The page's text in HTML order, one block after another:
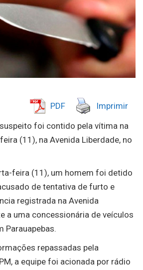
PDF Imprimir
foi contido pela vítima na
(11), na Avenida Liberdade, no
feira (11), um homem foi detido
de tentativa de furto e
registrada na Avenida
a uma concessionária de veículos
Parauapebas.
repassadas pela
a equipe foi acionada por rádio